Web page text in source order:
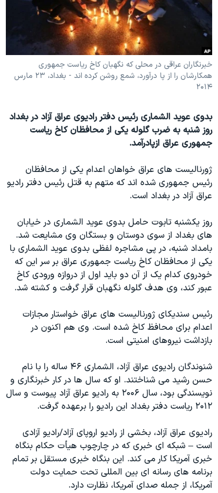
فرهنگ و زندگی
حقوق شهروندی
علم و فناوری
اسرائیل در جنگ
آرشیو پخش زنده
مستندها
انتخابات ریاست جمهوری آمریکا ۲۰۲۴
حمله جمهوری اسلامی به اسرائیل
رمز مهسا
ورزش زنان در ایران
مجموعه مستندهای دادخواهی
تریبونال مردمی آبان ۹۸
دادگاه حمید نوری
چهل سال گروگان‌گیری
قانون شفافیت دارائی کادر رهبری ایران
اعتراضات مردمی آبان ۹۸
اسرائیل در جنگ
نرگس محمدی برنده جایزه نوبل صلح
همایش محافظه‌کاران آمریکا «سی‌پک»
صفحه‌های ویژه
سفر پرزیدنت ترامپ به چین
دنبال کنید
زبانهای مختلف
خبرنگاران عراقی در محلی که نگهبان کاخ ریاست جمهوری
همکارشان را از پا درآورد، شمع روشن کرده اند - بغداد، ۲۳ مارس
۲۰۱۴
بدوی عوید الشماری رئیس دفتر رادیوی عراق آزاد در بغداد
روز شنبه به ضرب گلوله یکی از محافظان کاخ ریاست
جمهوری عراق ازپادرآمد.
ژورنالیست های عراق خواهان اعدام یکی از محافظان
رئیس جمهوری شده اند که متهم به قتل رئیس دفتر رادیو
عراق آزاد در بغداد است.
روز یکشنبه تابوت حامل بدوی عوید الشماری در خیابان
های بغداد از سوی دوستان و بستگان وی مشایعت شد.
بامداد شنبه، در پی مشاجره لفظی بدوی عوید الشماری با
یکی از محافظان کاخ ریاست جمهوری عراق بر سر این که
خودروی کدام یک از آن دو باید اول از دروازه ورودی کاخ
عبور کند، وی هدف گلوله نگهبان قرار گرفت و کشته شد.
رئیس سندیکای ژورنالیست های عراق خواستار مجازات
اعدام برای محافظ کاخ شده است. وی هم اکنون در
بازداشت نیروهای امنیتی است.
شنوندگان رادیوی عراق آزاد، الشماری ۴۶ ساله را با نام
حسن رشید می شناختند. او که سال ها در کار خبرنگاری و
نویسندگی بود، سال ۲۰۰۶ به رادیو عراق آزاد پیوست و سال
۲۰۱۲ ریاست دفتر بغداد این رادیو را برعهده گرفت.
رادیوی عراق آزاد، بخشی از رادیو اروپای آزاد/رادیو آزادی
است – شبکه ای خبری که در چارچوب هیأت حکام بنگاه
خبری آمریکا کار می کند. این بنگاه خبری مستقل بر تمام
برنامه های رسانه ای بین المللی تحت حمایت دولت
آمریکا، از جمله صدای آمریکا، نظارت دارد.